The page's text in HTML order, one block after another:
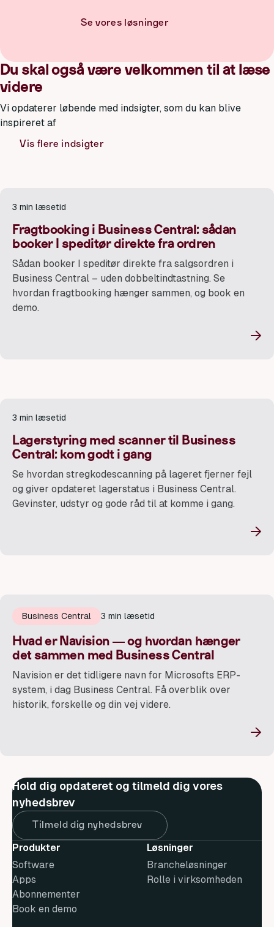
Se vores løsninger
Du skal også være velkommen til at læse
videre
Vi opdaterer løbende med indsigter, som du kan blive
inspireret af
Vis flere indsigter
3 min læsetid
Fragtbooking i Business Central: sådan
booker I speditør direkte fra ordren
Sådan booker I speditør direkte fra salgsordren i
Business Central – uden dobbeltindtastning. Se
hvordan fragtbooking hænger sammen, og book en
demo.
→
3 min læsetid
Lagerstyring med scanner til Business
Central: kom godt i gang
Se hvordan stregkodescanning på lageret fjerner fejl
og giver opdateret lagerstatus i Business Central.
Gevinster, udstyr og gode råd til at komme i gang.
→
Business Central 3 min læsetid
Hvad er Navision — og hvordan hænger
det sammen med Business Central
Navision er det tidligere navn for Microsofts ERP-
system, i dag Business Central. Få overblik over
historik, forskelle og din vej videre.
→
Hold dig opdateret og tilmeld dig vores
nyhedsbrev
Tilmeld dig nyhedsbrev
Produkter
Software
Apps
Abonnementer
Book en demo
Løsninger
Brancheløsninger
Rolle i virksomheden